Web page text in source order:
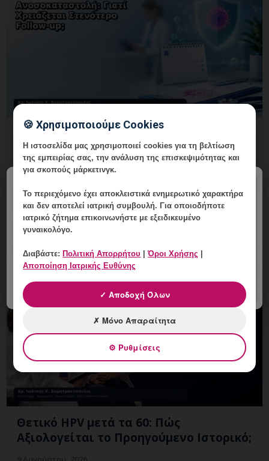
HPV και Ανοσοκαταστολή: Γιατί
Χρειάζεται Στενότερο Follow-up;
9 Αυγούστου, 2026
HPV και Ανοσοκαταστολή: Γιατί Χρειάζεται Στενότερο
Follow-up; Εξειδικευμένη ενημέρωση, έλεγχος και
εξατομικευμένη γυναικολογική καθοδήγηση στη
Γλυφάδα.
Θετικό HPV μετά τα 60: Πώς
Αξιολογείται το Προηγούμενο Ιστορικό;
🍪 Χρησιμοποιούμε Cookies
Η ιστοσελίδα μας χρησιμοποιεί cookies για τη βελτίωση
της εμπειρίας σας, την ανάλυση της επισκεψιμότητας και
για σκοπούς μάρκετινγκ.
Το περιεχόμενο έχειαποκλειστικά ενημερωτικό χαρακτήρα
και δεν αποτελεί ιατρική συμβουλή. Για οποιοδήποτε
ιατρικό ζήτημα επικοινωνήστε με εξειδικευμένο
γυναικολόγο.
Διαβάστε: Πολιτική Απορρήτου |Όροι Χρήσης
Αποποίηση Ιατρικής Ευθύνης
✓ Αποδοχή Όλων
✗ Μόνο Απαραίτητα
⚙ Ρυθμίσεις